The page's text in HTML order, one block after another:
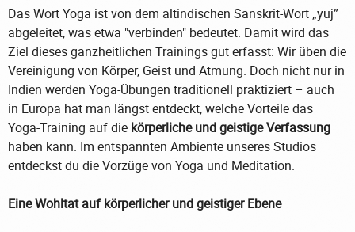
Das Wort Yoga ist von dem altindischen Sanskrit-Wort „yuj”
abgeleitet, was etwa "verbinden" bedeutet. Damit wird das
Ziel dieses ganzheitlichen Trainings gut erfasst: Wir üben die
Vereinigung von Körper, Geist und Atmung. Doch nicht nur in
Indien werden Yoga-Übungen traditionell praktiziert – auch
in Europa hat man längst entdeckt, welche Vorteile das
Yoga-Training auf die körperliche und geistige Verfassung
haben kann. Im entspannten Ambiente unseres Studios
entdeckst du die Vorzüge von Yoga und Meditation.
Eine Wohltat auf körperlicher und geistiger Ebene